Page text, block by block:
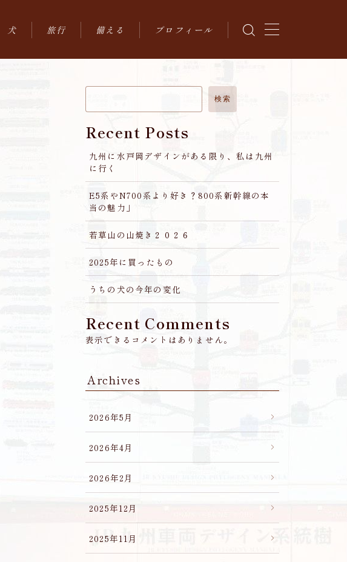
犬 旅行
九州
備える
地震対策
環境
プロフィール
検索
Recent Posts
九州に水戸岡デザインがある限り、私は九州
に行く
E5系やN700系より好き？800系新幹線の本
当の魅力」
若草山の山焼き２０２６
2025年に買ったもの
うちの犬の今年の変化
Recent Comments
表示できるコメントはありません。
Archives
2026年5月
2026年4月
2026年2月
2025年12月
2025年11月